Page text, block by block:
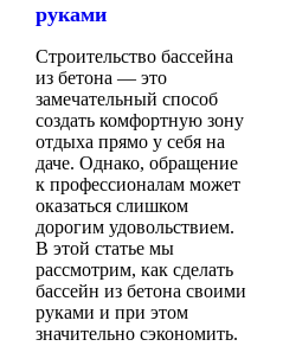
руками
Строительство бассейна
из бетона — это
замечательный способ
создать комфортную зону
отдыха прямо у себя на
даче. Однако, обращение
к профессионалам может
оказаться слишком
дорогим удовольствием.
В этой статье мы
рассмотрим, как сделать
бассейн из бетона своими
руками и при этом
значительно сэкономить.